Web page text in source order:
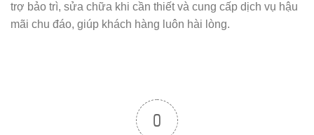
trợ bảo trì, sửa chữa khi cần thiết và cung cấp dịch vụ hậu
mãi chu đáo, giúp khách hàng luôn hài lòng.
0